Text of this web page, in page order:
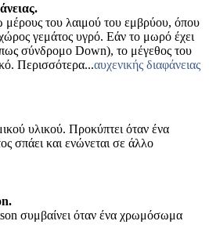
του λαιμού του εμβρύου, όπου
γεμάτος υγρό. Εάν το μωρό έχει
σύνδρομο Down), το μέγεθος του
Περισσότερα...αυχενικής διαφάνειας
υλικού. Προκύπτει όταν ένα
σπάει και ενώνεται σε άλλο
συμβαίνει όταν ένα χρωμόσωμα